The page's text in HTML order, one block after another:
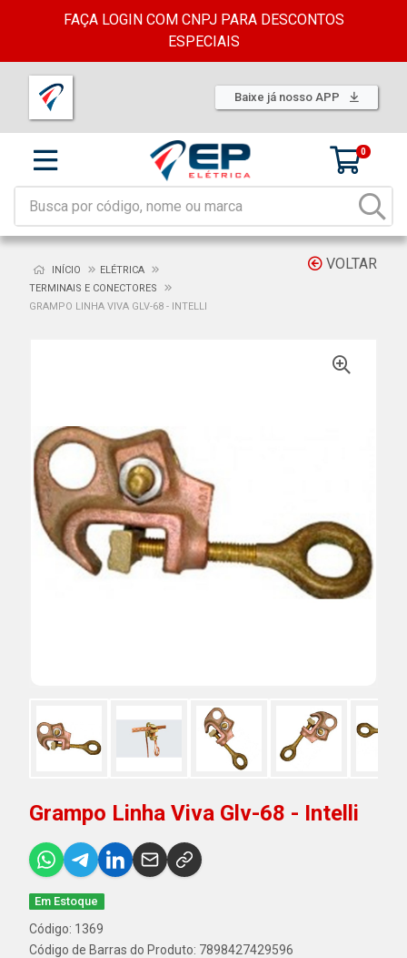
FAÇA LOGIN COM CNPJ PARA DESCONTOS
ESPECIAIS
Baixe já nosso APP
0
VOLTAR
INÍCIO
ELÉTRICA
TERMINAIS E CONECTORES
GRAMPO LINHA VIVA GLV-68 - INTELLI
Grampo Linha Viva Glv-68 - Intelli
Em Estoque
Código: 1369
Código de Barras do Produto: 7898427429596